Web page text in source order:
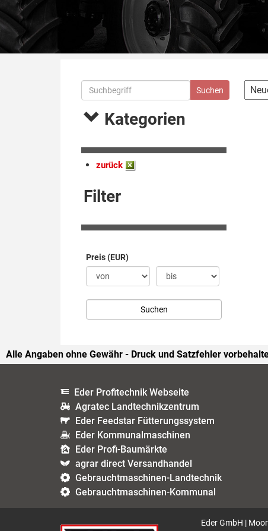
Kategorien
zurück
Filter
Preis (EUR)
Alle Angaben ohne Gewähr - Druck und Satzfehler
Eder Profitechnik Webseite
Agratec Landtechnikzentrum
Eder Feedstar Fütterungssystem
Eder Kommunalmaschinen
Eder Profi-Baumärkte
agrar direct Versandhandel
Gebrauchtmaschinen-Landtechnik
Gebrauchtmaschinen-Kommunal
Eder GmbH |